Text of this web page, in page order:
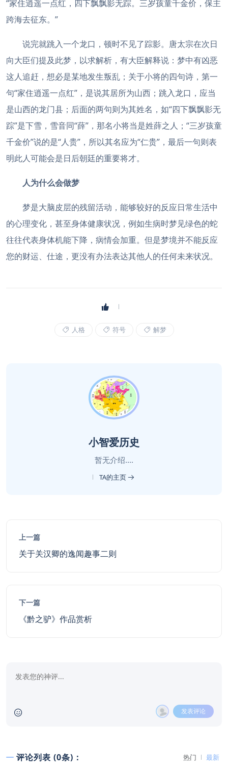
“家住逍遥一点红，四下飘飘影无踪。三岁孩童千金价，保主
跨海去征东。”
说完就跳入一个龙口，顿时不见了踪影。唐太宗在次日
向大臣们提及此梦，以求解析，有大臣解释说：梦中有凶恶
这人追赶，想必是某地发生叛乱；关于小将的四句诗，第一
句“家住逍遥一点红”，是说其居所为山西；跳入龙口，应当
是山西的龙门县；后面的两句则为其姓名，如“四下飘飘影无
踪”是下雪，雪音同“薛”，那名小将当是姓薛之人；“三岁孩童
千金价”说的是“人贵”，所以其名应为“仁贵”，最后一句则表
明此人可能会是日后朝廷的重要将才。
人为什么会做梦
梦是大脑皮层的残留活动，能够较好的反应日常生活中
的心理变化，甚至身体健康状况，例如生病时梦见绿色的蛇
往往代表身体机能下降，病情会加重。但是梦境并不能反应
您的财运、仕途，更没有办法表达其他人的任何未来状况。
人格 符号 解梦
小智爱历史
暂无介绍....
TA的主页
上一篇
关于关汉卿的逸闻趣事二则
下一篇
《黔之驴》作品赏析
发表评论
评论列表 (0条)： 热门 最新